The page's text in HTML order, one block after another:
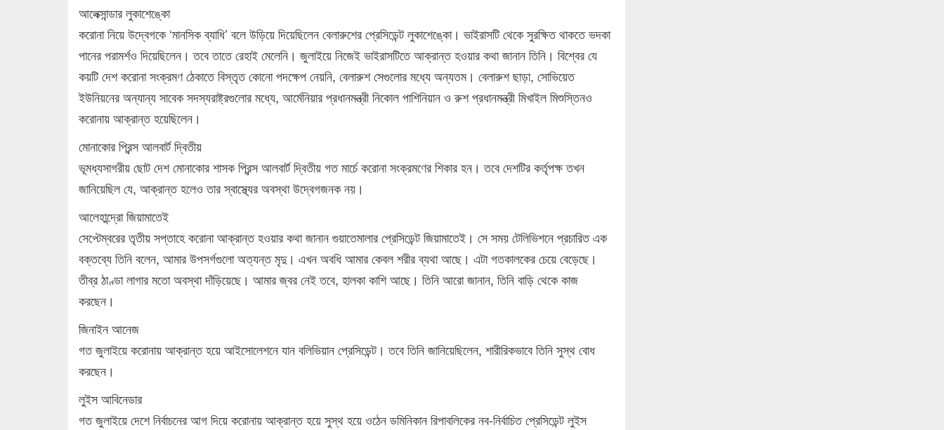
আলেক্সান্ডার লুকাশেঙ্কো
করোনা নিয়ে উদ্বেগকে ‘মানসিক ব্যাধি’ বলে উড়িয়ে দিয়েছিলেন বেলারুশের প্রেসিডেন্ট লুকাশেঙ্কো। ভাইরাসটি থেকে সুরক্ষিত থাকতে ভদকা
পানের পরামর্শও দিয়েছিলেন। তবে তাতে রেহাই মেলেনি। জুলাইয়ে নিজেই ভাইরাসটিতে আক্রান্ত হওয়ার কথা জানান তিনি। বিশ্বের যে
কয়টি দেশ করোনা সংক্রমণ ঠেকাতে বিস্তৃত কোনো পদক্ষেপ নেয়নি, বেলারুশ সেগুলোর মধ্যে অন্যতম। বেলারুশ ছাড়া, সোভিয়েত
ইউনিয়নের অন্যান্য সাবেক সদস্যরাষ্ট্রগুলোর মধ্যে, আর্মেনিয়ার প্রধানমন্ত্রী নিকোল পাশিনিয়ান ও রুশ প্রধানমন্ত্রী মিখাইল মিশুস্তিনও
করোনায় আক্রান্ত হয়েছিলেন।
মোনাকোর প্রিন্স আলবার্ট দ্বিতীয়
ভূমধ্যসাগরীয় ছোট দেশ মোনাকোর শাসক প্রিন্স আলবার্ট দ্বিতীয় গত মার্চে করোনা সংক্রমণের শিকার হন। তবে দেশটির কর্তৃপক্ষ তখন
জানিয়েছিল যে, আক্রান্ত হলেও তার স্বাস্থ্যের অবস্থা উদ্বেগজনক নয়।
আলেহান্দ্রো জিয়ামাতেই
সেপ্টেম্বরের তৃতীয় সপ্তাহে করোনা আক্রান্ত হওয়ার কথা জানান গুয়াতেমালার প্রেসিডেন্ট জিয়ামাতেই। সে সময় টেলিভিশনে প্রচারিত এক
বক্তব্যে তিনি বলেন, আমার উপসর্গগুলো অত্যন্ত মৃদু। এখন অবধি আমার কেবল শরীর ব্যথা আছে। এটা গতকালকের চেয়ে বেড়েছে।
তীব্র ঠাণ্ডা লাগার মতো অবস্থা দাঁড়িয়েছে। আমার জ্বর নেই তবে, হালকা কাশি আছে। তিনি আরো জানান, তিনি বাড়ি থেকে কাজ
করছেন।
জিনাইন আনেজ
গত জুলাইয়ে করোনায় আক্রান্ত হয়ে আইসোলেশনে যান বলিভিয়ান প্রেসিডেন্ট। তবে তিনি জানিয়েছিলেন, শারীরিকভাবে তিনি সুস্থ বোধ
করছেন।
লুইস আবিনেডার
গত জুলাইয়ে দেশে নির্বাচনের আগ দিয়ে করোনায় আক্রান্ত হয়ে সুস্থ হয়ে ওঠেন ডমিনিকান রিপাবলিকের নব-নির্বাচিত প্রেসিডেন্ট লুইস